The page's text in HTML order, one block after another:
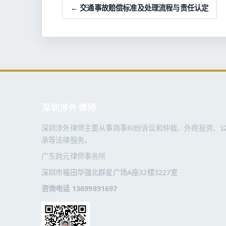
← 交通事故赔偿标准及处理流程与责任认定
深圳涉外律师主要从事商事纠纷诉讼和仲裁、外商投资、
承等法律服务。
广东跨元律师事务所
深圳市福田华强北群星广场A座32楼3227室
咨询电话 13699891697